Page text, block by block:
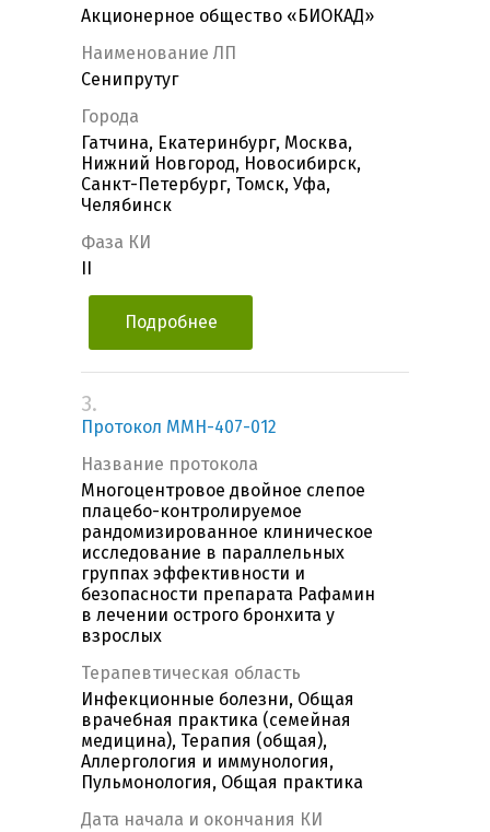
Акционерное общество «БИОКАД»
Наименование ЛП
Сенипрутуг
Города
Гатчина, Екатеринбург, Москва,
Нижний Новгород, Новосибирск,
Санкт-Петербург, Томск, Уфа,
Челябинск
Фаза КИ
Подробнее
3.
Протокол MMH-407-012
Название протокола
Многоцентровое двойное слепое
плацебо-контролируемое
рандомизированное клиническое
исследование в параллельных
группах эффективности и
безопасности препарата Рафамин
в лечении острого бронхита у
взрослых
Терапевтическая область
Инфекционные болезни, Общая
врачебная практика (семейная
медицина), Терапия (общая),
Аллергология и иммунология,
Пульмонология, Общая практика
Дата начала и окончания КИ